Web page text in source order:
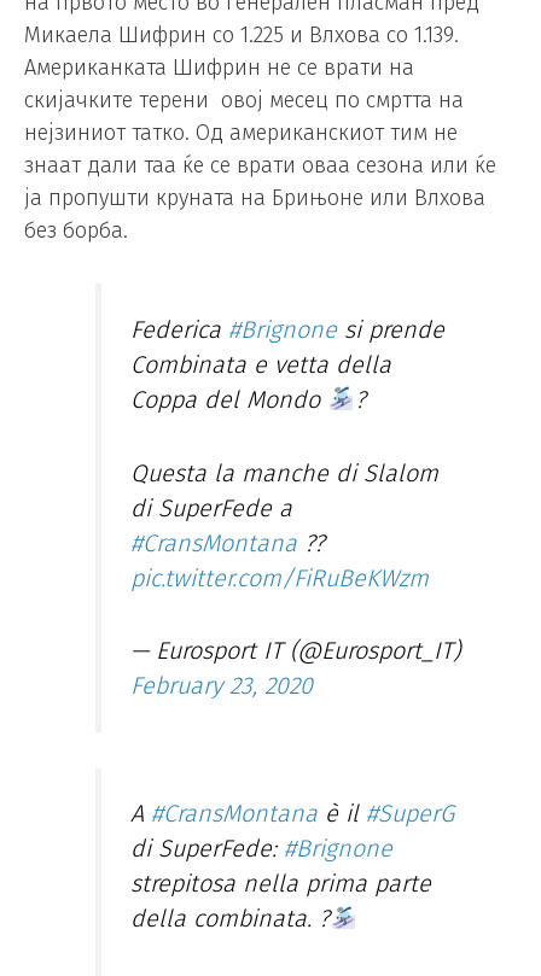
Микаела Шифрин со 1.225 и Влхова со 1.139.
Американката Шифрин не се врати на
скијачките терени овој месец по смртта на
нејзиниот татко. Од американскиот тим не
знаат дали таа ќе се врати оваа сезона или ќе
ја пропушти круната на Брињоне или Влхова
без борба.
Federica #Brignone si prende
Combinata e vetta della
Coppa del Mondo
?
Questa la manche di Slalom
di SuperFede a
#CransMontana ??
pic.twitter.com/FiRuBeKWzm
— Eurosport IT (@Eurosport_IT)
February 23, 2020
A #CransMontana è il #SuperG
di SuperFede: #Brignone
strepitosa nella prima parte
della combinata. ?